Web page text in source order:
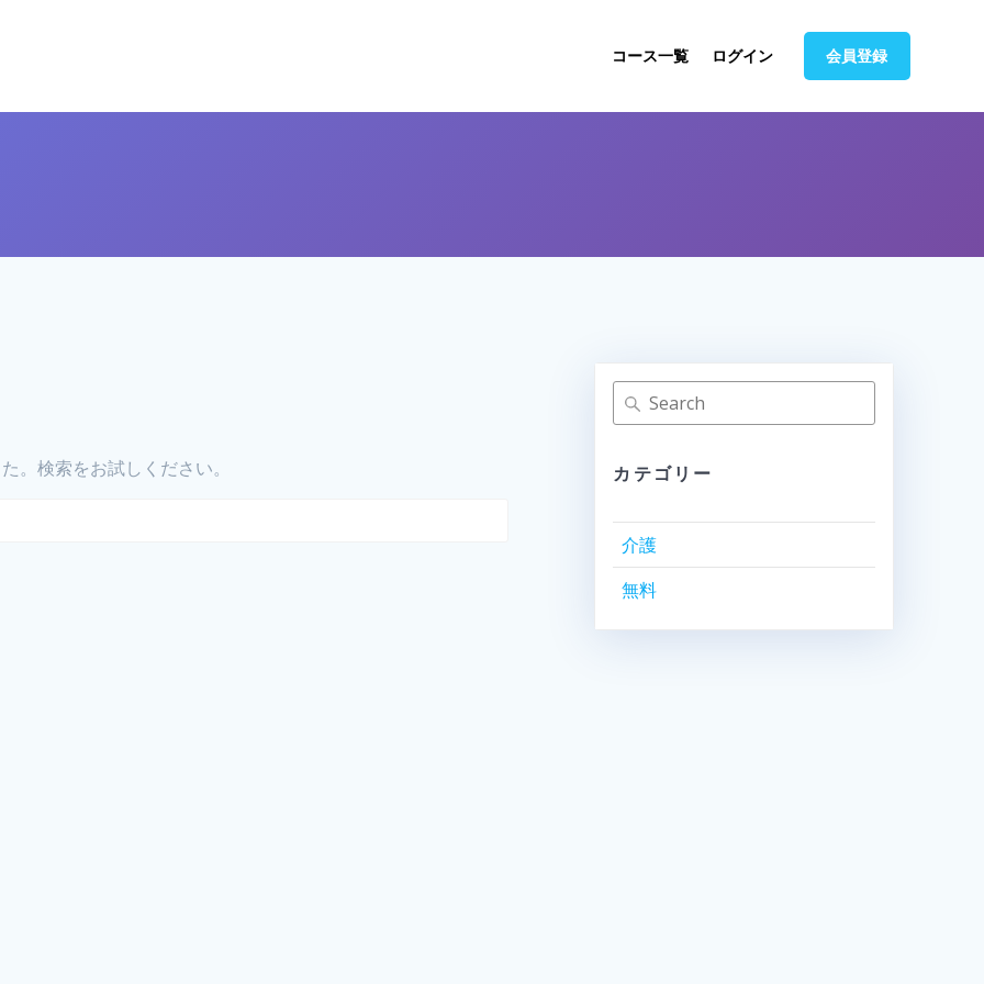
コース一覧 ログイン 会員登録
。検索をお試しください。
検
索
カテゴリー
介護
無料